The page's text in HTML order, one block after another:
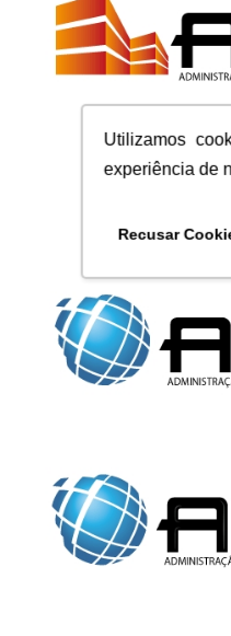
Utilizamos
experiência de
Recusar